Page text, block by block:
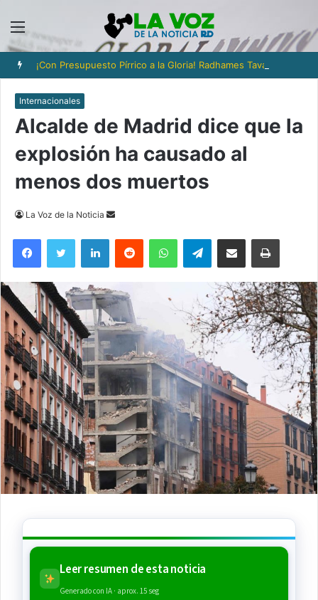
Menú
Internacionales
Alcalde de Madrid dice que la
explosión ha causado al
menos dos muertos
La Voz de la Noticia
Send
email
FacebookTwitter LinkedInReddit WhatsAppTelegramCompartir via Email Imprimi
Leer resumen de esta noticia
Generado con IA · aprox. 15 seg